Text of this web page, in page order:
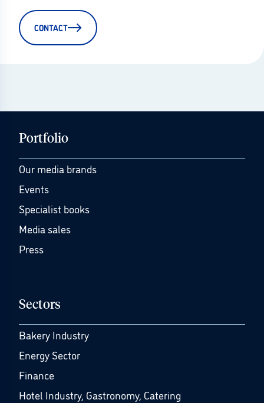
CONTACT
Portfolio
Our media brands
Events
Specialist books
Media sales
Press
Sectors
Bakery Industry
Energy Sector
Finance
Hotel Industry, Gastronomy, Catering